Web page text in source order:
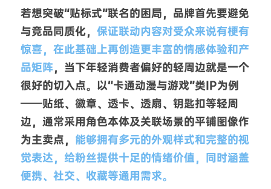
若想突破“贴标式”联名的困局，品牌首先要避免
与竞品同质化， 保证联动内容对受众来说有梗有
惊喜，在此基础上再创造更丰富的情感体验和产
品矩阵，当下年轻消费者偏好的轻周边就是一个
很好的切入点。以“卡通动漫与游戏”类IP为例
——贴纸、徽章、透卡、透扇、钥匙扣等轻周
边，通常采用角色本体及关联场景的平铺图像作
为主卖点， 能够拥有多元的外观样式和完整的视
觉表达，给粉丝提供十足的情绪价值，同时涵盖
便携、社交、收藏等通用需求。